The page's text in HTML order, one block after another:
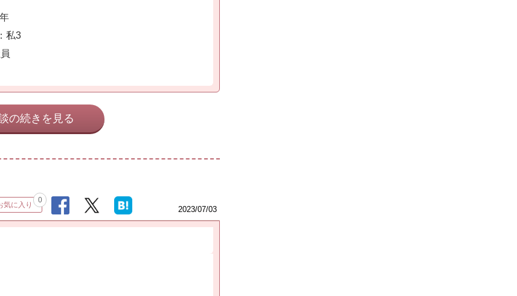
私3
の続きを見る
気に入り
0
2023/07/03